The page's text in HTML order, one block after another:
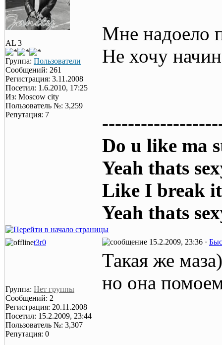
AL 3
Группа: Пользователи
Сообщений: 261
Регистрация: 3.11.2008
Посетил: 1.6.2010, 17:25
Из: Moscow city
Пользователь №: 3,259
Репутация: 7
Мне надоело
Не хочу
Do u like ma
Yeah thats
Like I break
Yeah thats
t3r0 15.2.2009, 23:36 ·
Группа: Нет группы
Сообщений: 2
Регистрация: 20.11.2008
Посетил: 15.2.2009, 23:44
Пользователь №: 3,307
Репутация: 0
Такая же
но она